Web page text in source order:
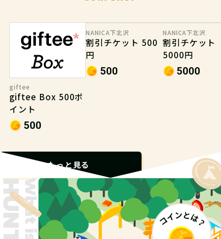
giftee
giftee Box 500ポ
イント
500
NANICA下北沢
割引チケット 500
円
500
NANICA下北沢
割引チケット
5000円
5000
もっと見る
What is